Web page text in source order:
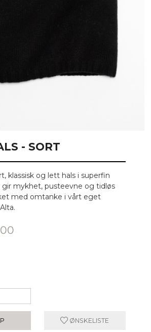
- SORT
klassisk og lett hals i superfin
gir mykhet, pusteevne og tidløs
med omtanke i vårt eget
ØNSKELISTE